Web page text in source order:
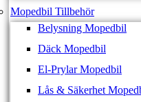
Mopedbil Tillbehör
Belysning Mopedbil
Däck Mopedbil
El-Prylar Mopedbil
Lås & Säkerhet